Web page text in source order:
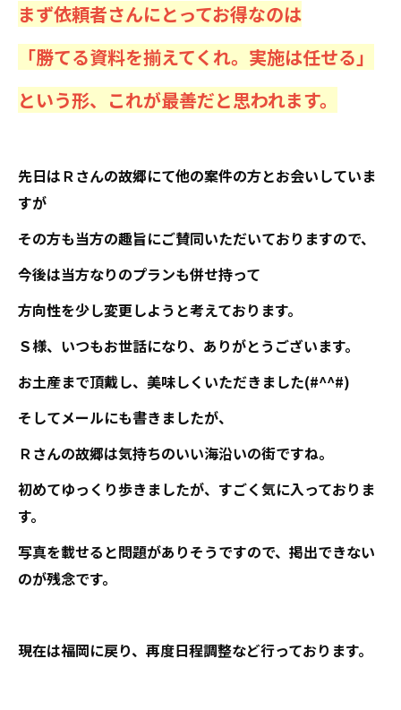
まず依頼者さんにとってお得なのは
「勝てる資料を揃えてくれ。実施は任せる」
という形、これが最善だと思われます。
先日はＲさんの故郷にて他の案件の方とお会いしていま
すが
その方も当方の趣旨にご賛同いただいておりますので、
今後は当方なりのプランも併せ持って
方向性を少し変更しようと考えております。
Ｓ様、いつもお世話になり、ありがとうございます。
お土産まで頂戴し、美味しくいただきました(#^^#)
そしてメールにも書きましたが、
Ｒさんの故郷は気持ちのいい海沿いの街ですね。
初めてゆっくり歩きましたが、すごく気に入っておりま
す。
写真を載せると問題がありそうですので、掲出できない
のが残念です。
現在は福岡に戻り、再度日程調整など行っております。